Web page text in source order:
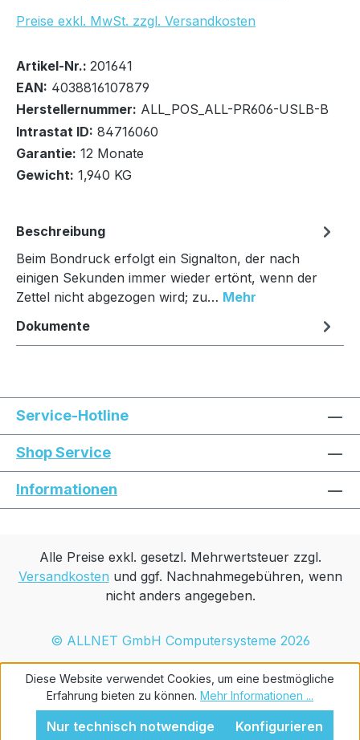
Preise exkl. MwSt. zzgl. Versandkosten
Bestand:96x
Sofort verfügbar, Lieferzeit: 2-3 Tage
In den Warenkorb
Artikel-Nr.: 201641
EAN: 4038816107879
Herstellernummer: ALL_POS_ALL-PR606-USLB-B
Intrastat ID: 84716060
Garantie: 12 Monate
Gewicht: 1,940 KG
Beschreibung
Beim Bondruck erfolgt ein Signalton, der nach
einigen Sekunden immer wieder ertönt, wenn der
Zettel nicht abgezogen wird; zu… Mehr
Dokumente
Service-Hotline
Shop Service
Informationen
Alle Preise exkl. gesetzl. Mehrwertsteuer zzgl.
Versandkosten und ggf. Nachnahmegebühren, wenn
nicht anders angegeben.
© ALLNET GmbH Computersysteme 2026
Diese Website verwendet Cookies, um eine bestmögliche
Erfahrung bieten zu können. Mehr Informationen ...
Nur technisch notwendige Konfigurieren